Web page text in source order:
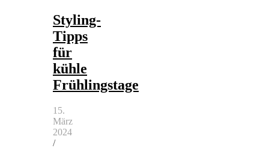
Styling-
Tipps
für
kühle
Frühlingstage
15.
März
2024
/